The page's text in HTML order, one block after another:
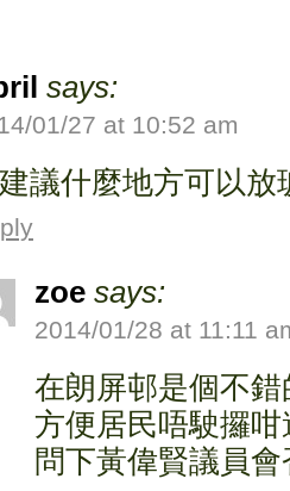
says:
01/27 at 10:52 am
議什麼地方可以放
zoe says:
2014/01/28 at 11:11
在朗屏邨是個不
方便居民唔駛攞
問下黃偉賢議員